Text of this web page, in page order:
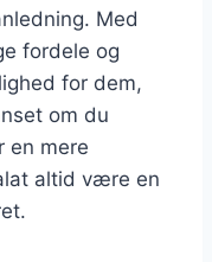
Med
fordele og
for dem,
om du
en mere
altid være en